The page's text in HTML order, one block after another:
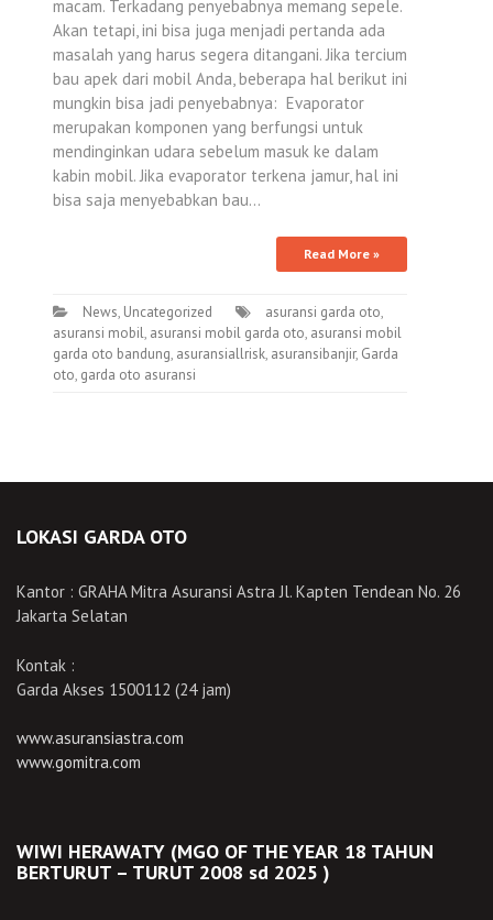
macam. Terkadang penyebabnya memang sepele.
Akan tetapi, ini bisa juga menjadi pertanda ada
masalah yang harus segera ditangani. Jika tercium
bau apek dari mobil Anda, beberapa hal berikut ini
mungkin bisa jadi penyebabnya: Evaporator
merupakan komponen yang berfungsi untuk
mendinginkan udara sebelum masuk ke dalam
kabin mobil. Jika evaporator terkena jamur, hal ini
bisa saja menyebabkan bau…
Read More »
News, Uncategorized asuransi garda oto,
asuransi mobil, asuransi mobil garda oto, asuransi mobil
garda oto bandung, asuransiallrisk, asuransibanjir, Garda
oto, garda oto asuransi
LOKASI GARDA OTO
Kantor : GRAHA Mitra Asuransi Astra Jl. Kapten Tendean No. 26
Jakarta Selatan
Kontak :
Garda Akses 1500112 (24 jam)
www.asuransiastra.com
www.gomitra.com
WIWI HERAWATY (MGO OF THE YEAR 18 TAHUN
BERTURUT – TURUT 2008 sd 2025 )